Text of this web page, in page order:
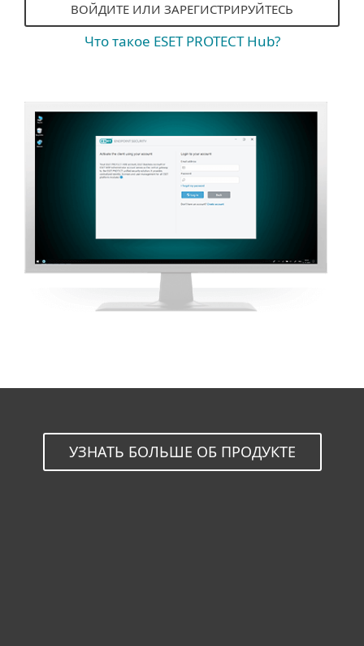
ВОЙДИТЕ ИЛИ ЗАРЕГИСТРИРУЙТЕСЬ
Что такое ESET PROTECT Hub?
УЗНАТЬ БОЛЬШЕ ОБ ПРОДУКТЕ